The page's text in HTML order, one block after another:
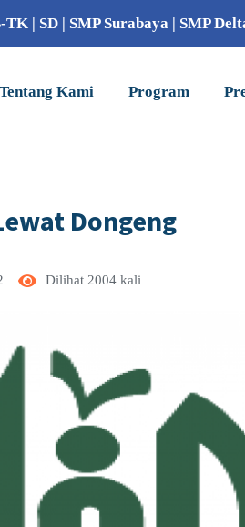
TK | SD | SMP Surabaya | SMP
Tentang Kami Program
Dongeng
Dilihat 2004 kali